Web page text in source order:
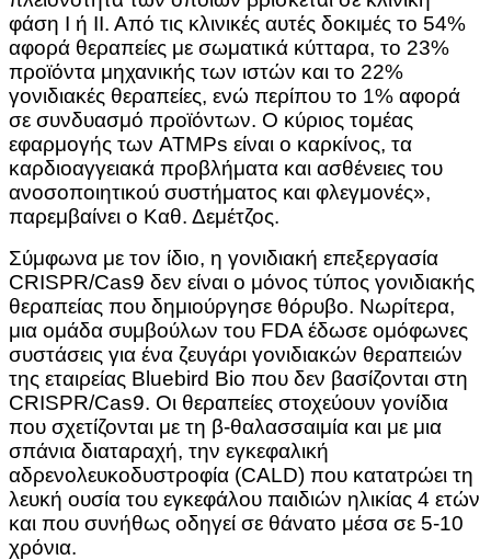
φάση Ι ή ΙΙ. Από τις κλινικές αυτές δοκιμές το 54%
αφορά θεραπείες με σωματικά κύτταρα, το 23%
προϊόντα μηχανικής των ιστών και το 22%
γονιδιακές θεραπείες, ενώ περίπου το 1% αφορά
σε συνδυασμό προϊόντων. Ο κύριος τομέας
εφαρμογής των ATMPs είναι ο καρκίνος, τα
καρδιοαγγειακά προβλήματα και ασθένειες του
ανοσοποιητικού συστήματος και φλεγμονές»,
παρεμβαίνει ο Καθ. Δεμέτζος.
Σύμφωνα με τον ίδιο, η γονιδιακή επεξεργασία
CRISPR/Cas9 δεν είναι ο μόνος τύπος γονιδιακής
θεραπείας που δημιούργησε θόρυβο. Νωρίτερα,
μια ομάδα συμβούλων του FDA έδωσε ομόφωνες
συστάσεις για ένα ζευγάρι γονιδιακών θεραπειών
της εταιρείας Bluebird Bio που δεν βασίζονται στη
CRISPR/Cas9. Οι θεραπείες στοχεύουν γονίδια
που σχετίζονται με τη β-θαλασσαιμία και με μια
σπάνια διαταραχή, την εγκεφαλική
αδρενολευκοδυστροφία (CALD) που κατατρώει τη
λευκή ουσία του εγκεφάλου παιδιών ηλικίας 4 ετών
και που συνήθως οδηγεί σε θάνατο μέσα σε 5-10
χρόνια.